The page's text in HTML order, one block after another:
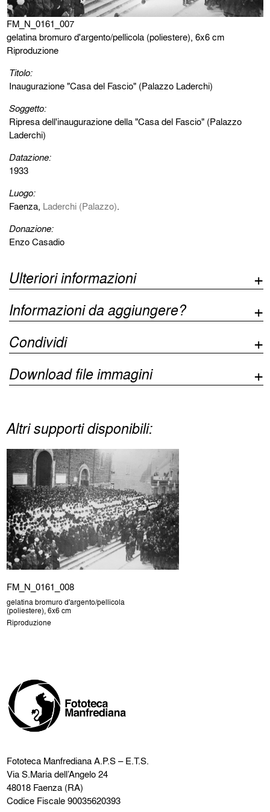
FM_N_0161_007
gelatina bromuro d'argento/pellicola (poliestere), 6x6 cm
Riproduzione
Titolo:
Inaugurazione "Casa del Fascio" (Palazzo Laderchi)
Soggetto:
Ripresa dell'inaugurazione della "Casa del Fascio" (Palazzo
Laderchi)
Datazione:
1933
Luogo:
Faenza, Laderchi (Palazzo).
Donazione:
Enzo Casadio
Ulteriori informazioni
Informazioni da aggiungere?
Condividi
Download file immagini
Altri supporti disponibili:
FM_N_0161_008
gelatina bromuro d'argento/pellicola
(poliestere), 6x6 cm
Riproduzione
Fototeca ManfredianaA.P.S – E.T.S.
Via S.Maria dell’Angelo 24
48018 Faenza (RA)
Codice Fiscale 90035620393